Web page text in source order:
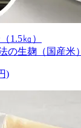
1.5㎏）
の生麹（国産米）
)